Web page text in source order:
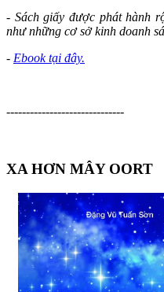
- Sách giấy được phát hành
như những cơ sở kinh doanh
- Ebook tại đây.
------------------------------
XA HƠN MÂY OORT